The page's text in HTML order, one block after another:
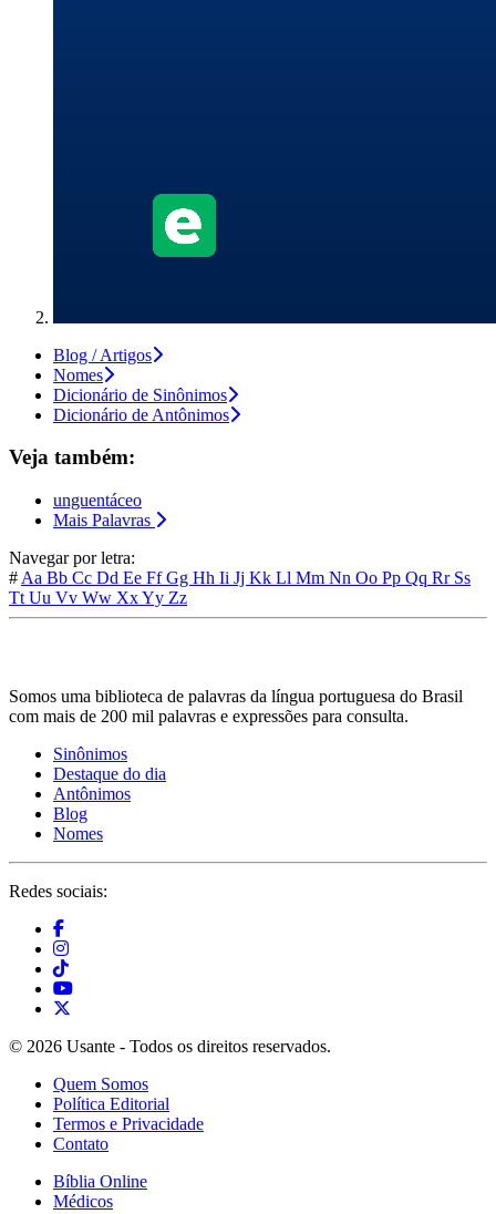
Blog / Artigos
Nomes
Dicionário de Sinônimos
Dicionário de Antônimos
Veja também:
unguentáceo
Mais Palavras
Navegar por letra:
# Aa Bb Cc Dd Ee FfGg Hh Ii Jj Kk Ll Mm Nn Oo Pp Qq Rr Ss
Tt Uu Vv Ww XxYy Zz
Somos uma biblioteca de palavras da língua portuguesa do Brasil
com mais de 200 mil palavras e expressões para consulta.
Sinônimos
Destaque do dia
Antônimos
Blog
Nomes
Redes sociais:
© 2026 Usante - Todos os direitos reservados.
Quem Somos
Política Editorial
Termos e Privacidade
Contato
Bíblia Online
Médicos